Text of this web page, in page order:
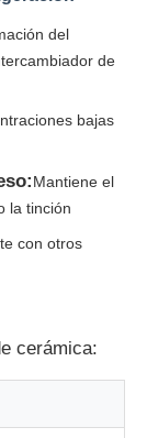
del
de
bajas
Mantiene el
la tinción
con otros
cerámica: